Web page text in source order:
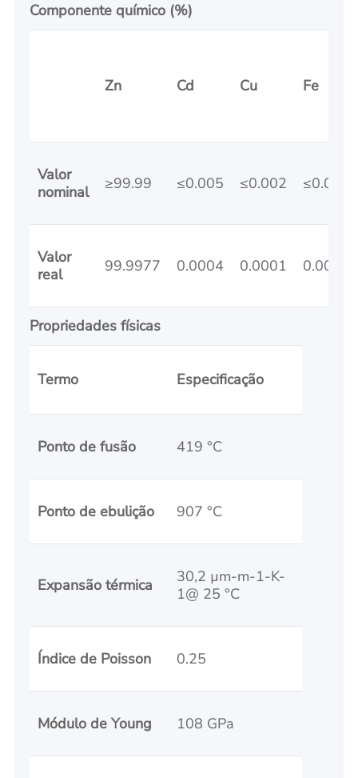
Componente químico (%)
Zn Cd Cu Fe
Valor
nominal
≥99.99 ≤0.005 ≤0.002 ≤0.003
Valor
real
99.9977 0.0004 0.0001 0.0002
Propriedades físicas
Termo Especificação
Ponto de fusão 419 °C
Ponto de ebulição 907 °C
Expansão térmica
30,2 µm-m-1-K-
1@ 25 °C
Índice de Poisson 0.25
Módulo de Young 108 GPa